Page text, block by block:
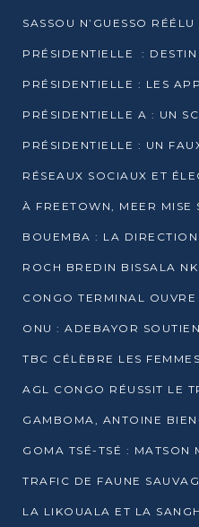
ONU : ADEBAYOR